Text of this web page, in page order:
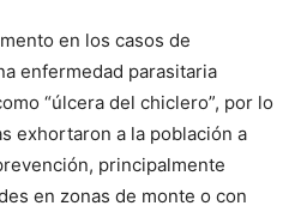
en los casos de
enfermedad parasitaria
“úlcera del chiclero”, por lo
exhortaron a la población a
principalmente
en zonas de monte o con